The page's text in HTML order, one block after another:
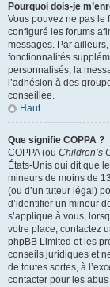
Pourquoi dois-je
Vous pouvez ne pas le
configuré les forums
messages. Par
fonctionnalités
personnalisés, la
l’adhésion à des
conseillée.
Haut
Que signifie COPPA ?
COPPA (ou Children’s
États-Unis qui dit que
mineurs de moins de
(ou d’un tuteur légal)
d’identifier un mineur
s’applique à vous,
votre place, contactez
phpBB Limited et les
conseils juridiques et
de toutes sortes, à
contacter pour les